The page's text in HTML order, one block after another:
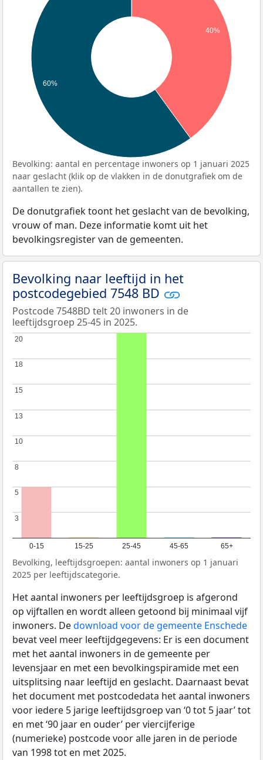
40%
60%
Bevolking: aantal en percentage inwoners op 1 januari 2025
naar geslacht (klik op de vlakken in de donutgrafiek om de
aantallen te zien).
De donutgrafiek toont het geslacht van de bevolking,
vrouw of man. Deze informatie komt uit het
bevolkingsregister van de gemeenten.
Bevolking naar leeftijd in het
postcodegebied 7548 BD
Postcode 7548BD telt 20 inwoners in de
leeftijdsgroep 25-45 in 2025.
0-15 15-25 25-45 45-65 65+
3
3
5
5
8
8
10
10
13
13
15
15
18
18
20
20
Bevolking, leeftijdsgroepen: aantal inwoners op 1 januari
2025 per leeftijdscategorie.
Het aantal inwoners per leeftijdsgroep is afgerond
op vijftallen en wordt alleen getoond bij minimaal vijf
inwoners. Dedownload voor de gemeente Enschede
bevat veel meer leeftijdgegevens: Er is een document
met het aantal inwoners in de gemeente per
levensjaar en met een bevolkingspiramide met een
uitsplitsing naar leeftijd en geslacht. Daarnaast bevat
het document met postcodedata het aantal inwoners
voor iedere 5 jarige leeftijdsgroep van ‘0 tot 5 jaar’ tot
en met ‘90 jaar en ouder’ per viercijferige
(numerieke) postcode voor alle jaren in de periode
van 1998 tot en met 2025.